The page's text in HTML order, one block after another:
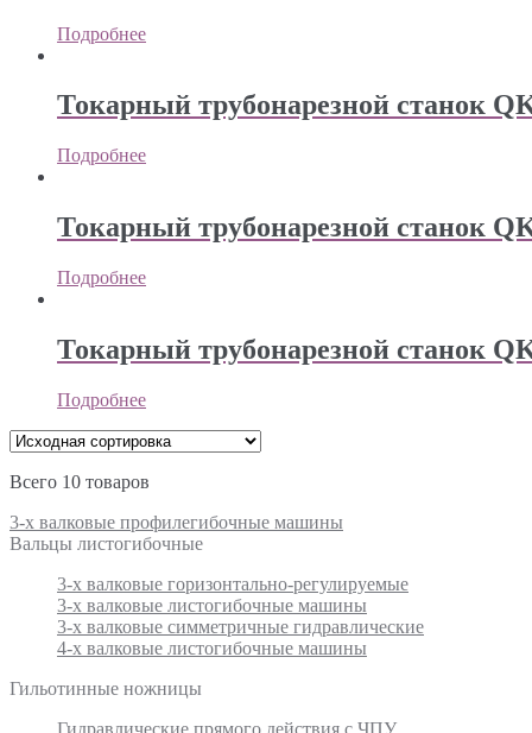
Подробнее
Токарный трубонарезной станок
Подробнее
Токарный трубонарезной станок
Подробнее
Токарный трубонарезной станок
Подробнее
Всего 10 товаров
3-х валковые профилегибочные машины
Вальцы листогибочные
3-х валковые горизонтально-регулируемые
3-х валковые листогибочные машины
3-х валковые симметричные гидравлические
4-х валковые листогибочные машины
Гильотинные ножницы
Гидравлические прямого действия с ЧПУ